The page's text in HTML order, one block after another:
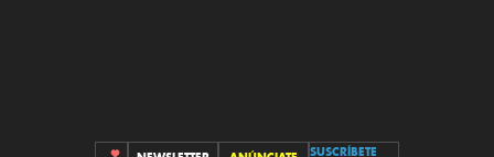
SUSCRÍBETE